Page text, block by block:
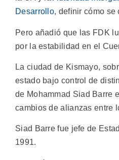
Desarrollo, definir cómo se
Pero añadió que las FDK
por la estabilidad en el
La ciudad de Kismayo,
estado bajo control de
de Mohammad Siad Barre
cambios de alianzas entre
Siad Barre fue jefe de
1991.